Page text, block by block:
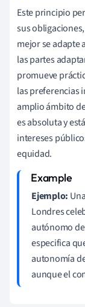
Este principio
sus
mejor se adapte
las partes
promueve
las preferencias
amplio ámbito
es absoluta y
intereses
equidad.
Ejemplo:
Londres
autónomo
especifica
autonomía
aunque el